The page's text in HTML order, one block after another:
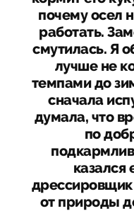
почему осел
работать.
смутилась. Я
лучше не
темпами до
сначала
думала, что
по
дрессировщик
от природы